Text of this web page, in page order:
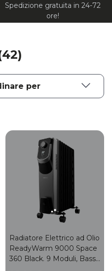
Spedizione gratuita in 24-72
ore!
Radiatore Elettrico ad Olio
ReadyWarm 9000 Space
360 Black. 9 Moduli, Basso